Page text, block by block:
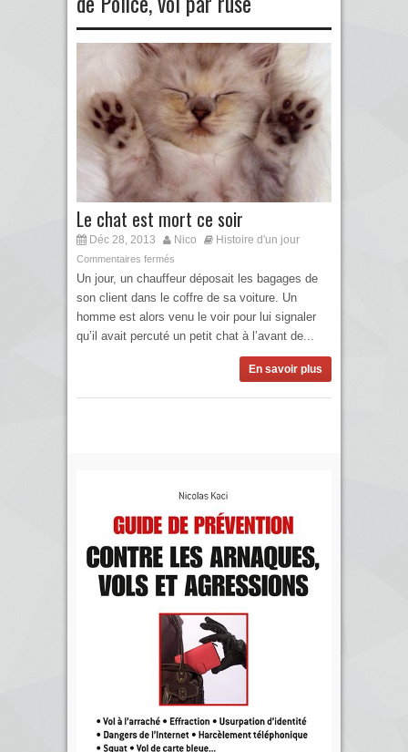
Le chat est mort ce soir
Déc 28, 2013 Nico Histoire d'un jour
Commentaires fermés
Un jour, un chauffeur déposait les bagages de
son client dans le coffre de sa voiture. Un
homme est alors venu le voir pour lui signaler
qu’il avait percuté un petit chat à l’avant de...
En savoir plus